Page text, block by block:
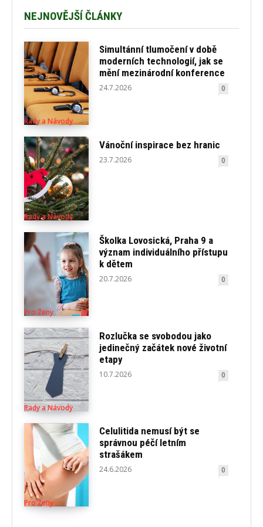
NEJNOVĚJŠÍ ČLÁNKY
Rady a Návody
Simultánní tlumočení v době
moderních technologií, jak se
mění mezinárodní konference
24.7.2026 0
Rady a Návody
Vánoční inspirace bez hranic
23.7.2026 0
Pro Ženy
Školka Lovosická, Praha 9 a
význam individuálního přístupu
k dětem
20.7.2026 0
Rady a Návody
Rozlučka se svobodou jako
jedinečný začátek nové životní
etapy
10.7.2026 0
Pro Ženy
Celulitida nemusí být se
správnou péčí letním
strašákem
24.6.2026 0